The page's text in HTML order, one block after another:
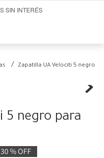
SIN INTERÉS
Zapatilla UA Velociti 5 negro
5 negro para
30 %OFF